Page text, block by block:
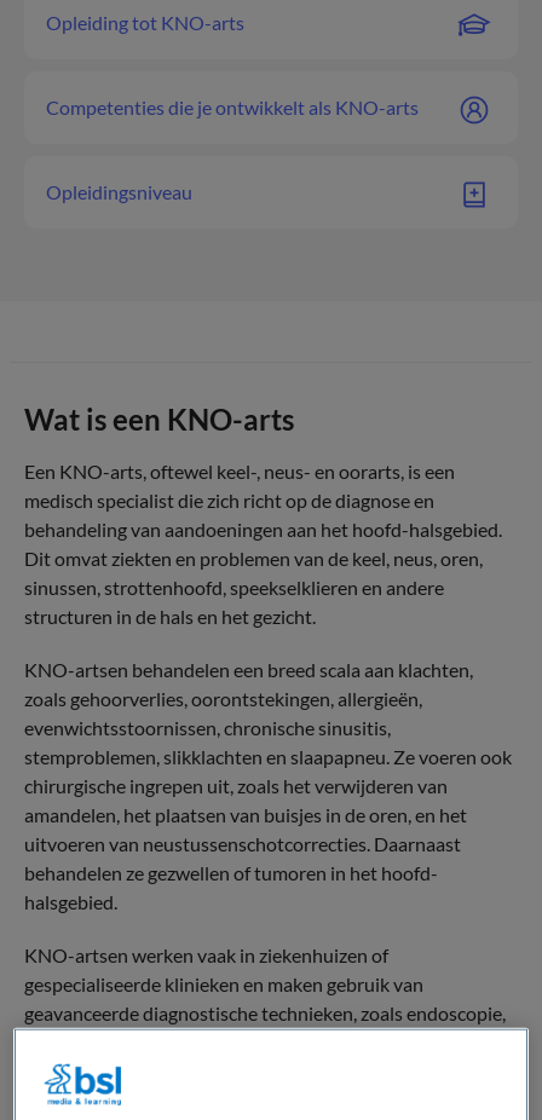
Opleiding tot KNO-arts
Competenties die je ontwikkelt als KNO-arts
Opleidingsniveau
Wat is een KNO-arts
Een KNO-arts, oftewel keel-, neus- en oorarts, is een
medisch specialist die zich richt op de diagnose en
behandeling van aandoeningen aan het hoofd-halsgebied.
Dit omvat ziekten en problemen van de keel, neus, oren,
sinussen, strottenhoofd, speekselklieren en andere
structuren in de hals en het gezicht.
KNO-artsen behandelen een breed scala aan klachten,
zoals gehoorverlies, oorontstekingen, allergieën,
evenwichtsstoornissen, chronische sinusitis,
stemproblemen, slikklachten en slaapapneu. Ze voeren ook
chirurgische ingrepen uit, zoals het verwijderen van
amandelen, het plaatsen van buisjes in de oren, en het
uitvoeren van neustussenschotcorrecties. Daarnaast
behandelen ze gezwellen of tumoren in het hoofd-
halsgebied.
KNO-artsen werken vaak in ziekenhuizen of
gespecialiseerde klinieken en maken gebruik van
geavanceerde diagnostische technieken, zoals endoscopie,
nauw samen met andere specialisten, zoals audiologen,
logopedisten en allergologen, om de best mogelijke zorg te